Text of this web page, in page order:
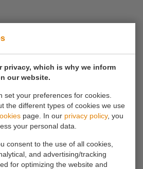
privacy, which is why we inform
our website.
set your preferences for cookies.
the different types of cookies we use
page. In our privacy policy, you
your personal data.
consent to the use of all cookies,
and advertising/tracking
for optimizing the website and
you can always
contact us.